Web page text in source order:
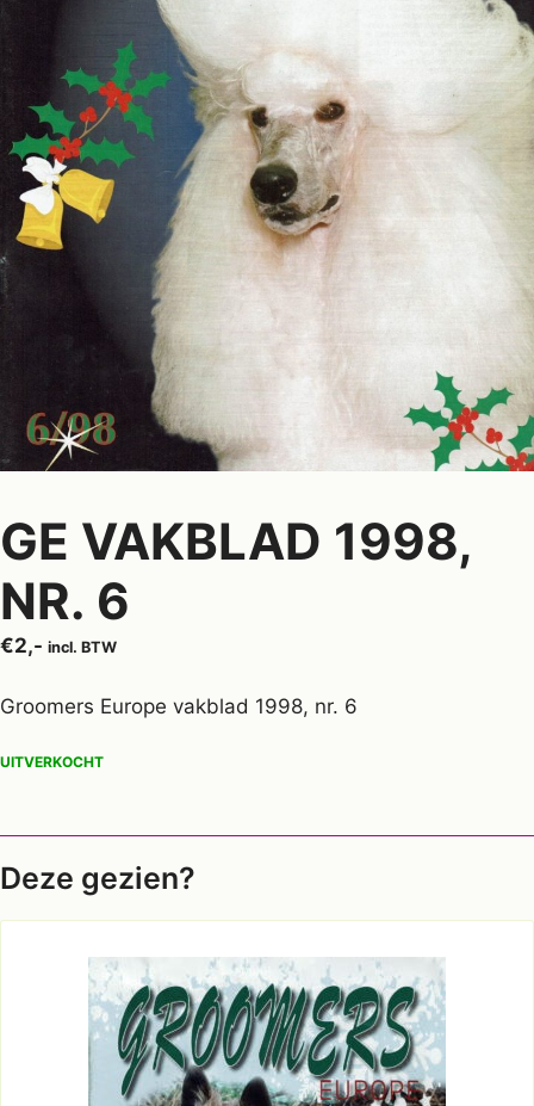
GE VAKBLAD 1998,
NR. 6
€2,- incl. BTW
Groomers Europe vakblad 1998, nr. 6
UITVERKOCHT
Deze gezien?